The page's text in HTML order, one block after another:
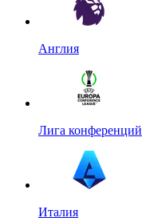
Англия
Лига конференций
Италия